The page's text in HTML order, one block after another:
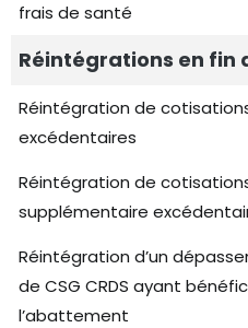
frais de santé
Réintégrations en fin
Réintégration de
excédentaires
Réintégration de
supplémentaire
Réintégration d’un
de CSG CRDS ayant
l’abattement